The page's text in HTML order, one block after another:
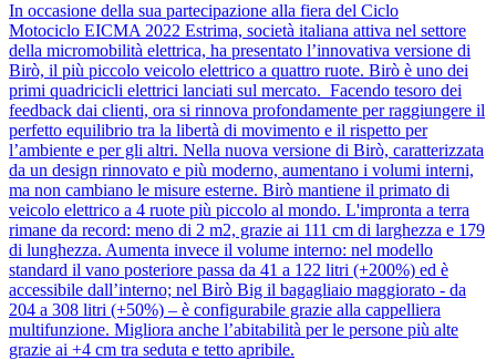
In occasione della sua partecipazione alla fiera del Ciclo
Motociclo EICMA 2022 Estrima, società italiana attiva nel settore
della micromobilità elettrica, ha presentato l’innovativa versione di
Birò, il più piccolo veicolo elettrico a quattro ruote. Birò è uno dei
primi quadricicli elettrici lanciati sul mercato. Facendo tesoro dei
feedback dai clienti, ora si rinnova profondamente per raggiungere il
perfetto equilibrio tra la libertà di movimento e il rispetto per
l’ambiente e per gli altri. Nella nuova versione di Birò, caratterizzata
da un design rinnovato e più moderno, aumentano i volumi interni,
ma non cambiano le misure esterne. Birò mantiene il primato di
veicolo elettrico a 4 ruote più piccolo al mondo. L'impronta a terra
rimane da record: meno di 2 m2, grazie ai 111 cm di larghezza e 179
di lunghezza. Aumenta invece il volume interno: nel modello
standard il vano posteriore passa da 41 a 122 litri (+200%) ed è
accessibile dall’interno; nel Birò Big il bagagliaio maggiorato - da
204 a 308 litri (+50%) – è configurabile grazie alla cappelliera
multifunzione. Migliora anche l’abitabilità per le persone più alte
grazie ai +4 cm tra seduta e tetto apribile.